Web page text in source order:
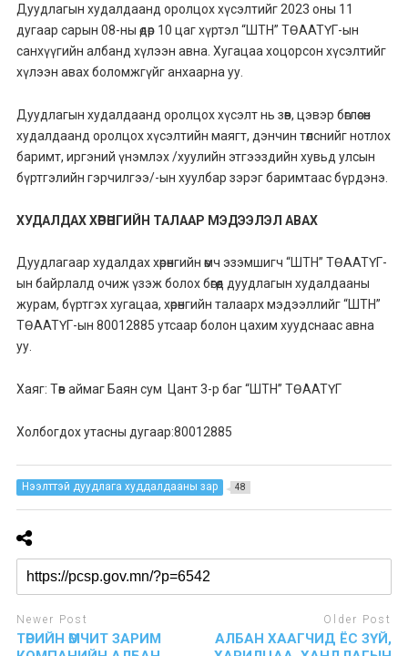
Дуудлагын худалдаанд оролцох хүсэлтийг 2023 оны 11
дугаар сарын 08-ны өдөр 10 цаг хүртэл “ШТН” ТӨААТҮГ-ын
санхүүгийн албанд хүлээн авна. Хугацаа хоцорсон хүсэлтийг
хүлээн авах боломжгүйг анхаарна уу.
Дуудлагын худалдаанд оролцох хүсэлт нь зөв, цэвэр бөглөсөн
худалдаанд оролцох хүсэлтийн маягт, дэнчин төлснийг нотлох
баримт, иргэний үнэмлэх /хуулийн этгээздийн хувьд улсын
бүртгэлийн гэрчилгээ/-ын хуулбар зэрэг баримтаас бүрдэнэ.
ХУДАЛДАХ ХӨРӨНГИЙН ТАЛААР МЭДЭЭЛЭЛ АВАХ
Дуудлагаар худалдах хөрөнгийн өмч эзэмшигч “ШТН” ТӨААТҮГ-
ын байрлалд очиж үзэж болох бөгөөд дуудлагын худалдааны
журам, бүртгэх хугацаа, хөрөнгийн талаарх мэдээллийг “ШТН”
ТӨААТҮГ-ын 80012885 утсаар болон цахим хуудснаас авна
уу.
Хаяг: Төв аймаг Баян сум Цант 3-р баг “ШТН” ТӨААТҮГ
Холбогдох утасны дугаар:80012885
Нээлттэй дуудлага худдалдааны зар 48
Newer Post
ТӨРИЙН ӨМЧИТ ЗАРИМ
Older Post
АЛБАН ХААГЧИД ЁС ЗҮЙ,